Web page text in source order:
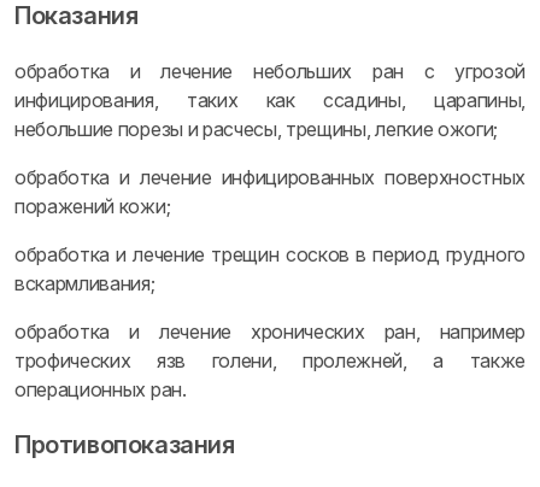
Показания
обработка и лечение небольших ран с угрозой
инфицирования, таких как ссадины, царапины,
небольшие порезы и расчесы, трещины, легкие ожоги;
обработка и лечение инфицированных поверхностных
поражений кожи;
обработка и лечение трещин сосков в период грудного
вскармливания;
обработка и лечение хронических ран, например
трофических язв голени, пролежней, а также
операционных ран.
Противопоказания